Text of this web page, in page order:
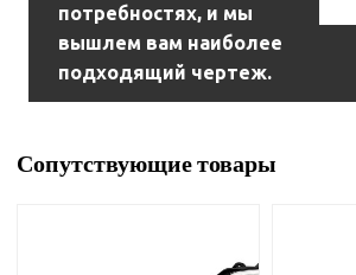
потребностях, и мы
вышлем вам наиболее
подходящий чертеж.
Сопутствующие товары